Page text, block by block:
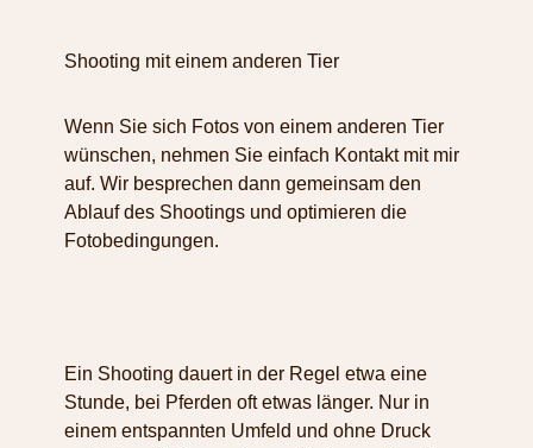
Shooting mit einem anderen Tier
Wenn Sie sich Fotos von einem anderen Tier
wünschen, nehmen Sie einfach Kontakt mit mir
auf. Wir besprechen dann gemeinsam den
Ablauf des Shootings und optimieren die
Fotobedingungen.
Ein Shooting dauert in der Regel etwa eine
Stunde, bei Pferden oft etwas länger. Nur in
einem entspannten Umfeld und ohne Druck